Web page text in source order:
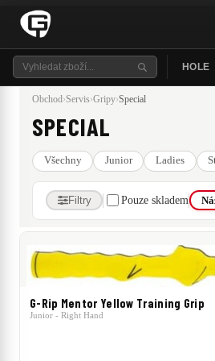
HOLE
Obchod›Servis›Gripy›Special
SPECIAL
Všechny Junior Ladies
Filtry Pouze skladem
390 Kč
390 Kč
G-Rip Mentor Yellow Training Grip
Junior - Right Hand